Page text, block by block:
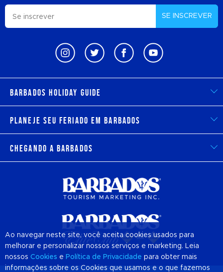
SE INSCREVER
Barbados Holiday Guide
Planeje seu feriado em Barbados
Chegando a Barbados
Ao navegar neste site, você aceita cookies usados para
melhorar e personalizar nossos serviços e marketing. Leia
nossos Cookies e Política de Privacidade para obter mais
informações sobre os Cookies que usamos e o que fazemos